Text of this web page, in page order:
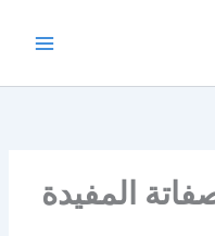
المفيدة